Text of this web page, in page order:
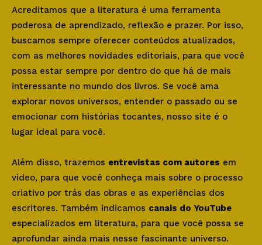
Acreditamos que a literatura é uma ferramenta
poderosa de aprendizado, reflexão e prazer. Por isso,
buscamos sempre oferecer conteúdos atualizados,
com as melhores novidades editoriais, para que você
possa estar sempre por dentro do que há de mais
interessante no mundo dos livros. Se você ama
explorar novos universos, entender o passado ou se
emocionar com histórias tocantes, nosso site é o
lugar ideal para você.
Além disso, trazemos entrevistas com autores em
vídeo, para que você conheça mais sobre o processo
criativo por trás das obras e as experiências dos
escritores. Também indicamos canais do YouTube
especializados em literatura, para que você possa se
aprofundar ainda mais nesse fascinante universo.